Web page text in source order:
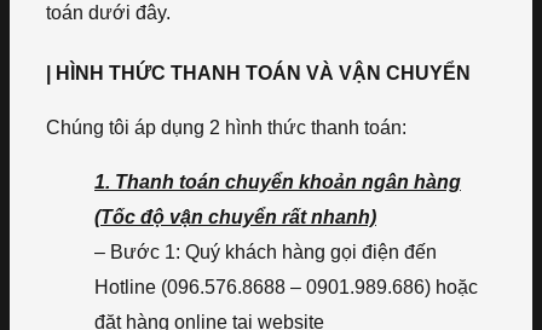
toán dưới đây.
| HÌNH THỨC THANH TOÁN VÀ VẬN CHUYỂN
Chúng tôi áp dụng 2 hình thức thanh toán:
1. Thanh toán chuyển khoản ngân hàng
(Tốc độ vận chuyển rất nhanh)
– Bước 1: Quý khách hàng gọi điện đến
Hotline (096.576.8688 – 0901.989.686) hoặc
đặt hàng online tại website